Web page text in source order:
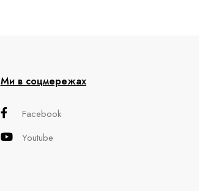
Ми в соцмережах
Facebook
Youtube